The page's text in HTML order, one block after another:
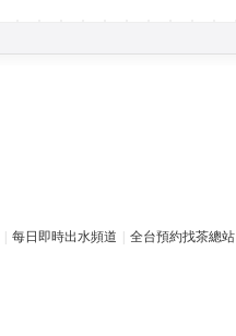
每日即時出水頻道 全台預約找茶總站